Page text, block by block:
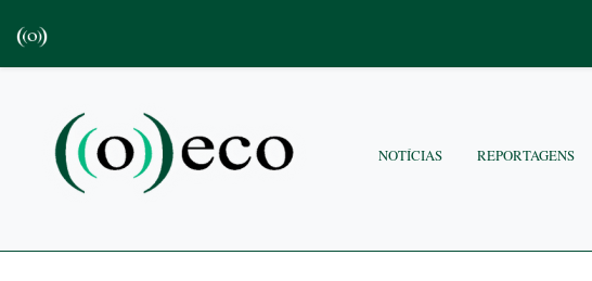
NOTÍCIAS REPORTAGENS